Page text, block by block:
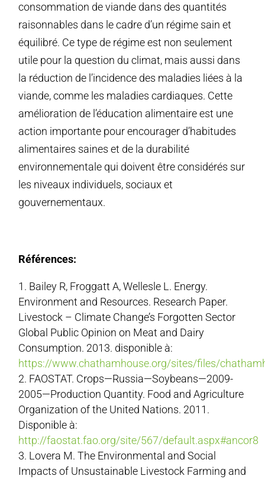
consommation de viande dans des quantités
raisonnables dans le cadre d’un régime sain et
équilibré. Ce type de régime est non seulement
utile pour la question du climat, mais aussi dans
la réduction de l’incidence des maladies liées à la
viande, comme les maladies cardiaques. Cette
amélioration de l’éducation alimentaire est une
action importante pour encourager d’habitudes
alimentaires saines et de la durabilité
environnementale qui doivent être considérés sur
les niveaux individuels, sociaux et
gouvernementaux.
Références:
Bailey R, Froggatt A, Wellesle L. Energy.
Environment and Resources. Research Paper.
Livestock – Climate Change’s Forgotten Sector
Global Public Opinion on Meat and Dairy
Consumption. 2013. disponible à:
https://www.chathamhouse.org/sites/files/
FAOSTAT. Crops—Russia—Soybeans—2009-
2005—Production Quantity. Food and Agriculture
Organization of the United Nations. 2011.
Disponible à:
http://faostat.fao.org/site/567/default.aspx#ancor8
Lovera M. The Environmental and Social
Impacts of Unsustainable Livestock Farming and